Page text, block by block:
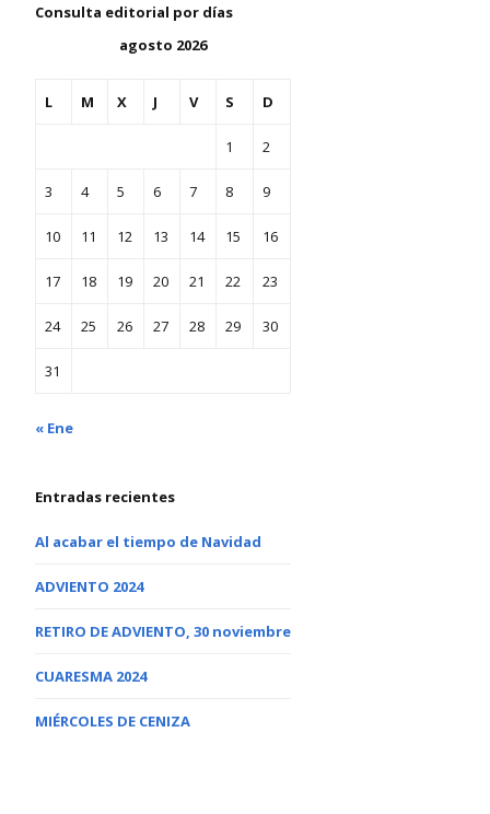
Consulta editorial por días
agosto 2026
L M X J V S D
1 2
3 4 5 6 7 8 9
10 11 12 13 14 15 16
17 18 19 20 21 22 23
24 25 26 27 28 29 30
31
« Ene
Entradas recientes
Al acabar el tiempo de Navidad
ADVIENTO 2024
RETIRO DE ADVIENTO, 30 noviembre
CUARESMA 2024
MIÉRCOLES DE CENIZA